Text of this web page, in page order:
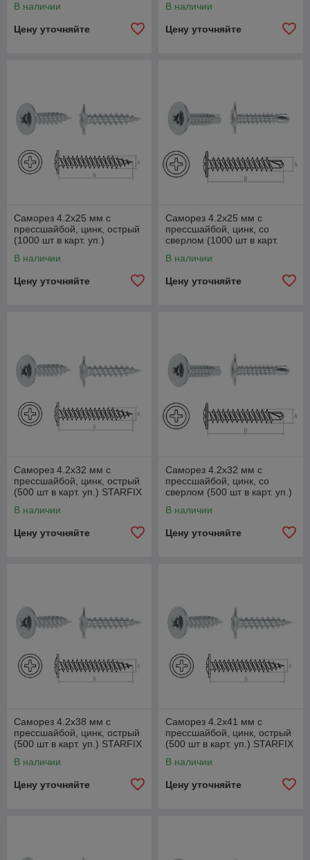
В наличии
Цену уточняйте
В наличии
Цену уточняйте
Саморез 4.2х25 мм с
прессшайбой, цинк, острый
(1000 шт в карт. уп.)
В наличии
Цену уточняйте
Саморез 4.2х25 мм с
прессшайбой, цинк, со
сверлом (1000 шт в карт.
В наличии
Цену уточняйте
Саморез 4.2х32 мм с
прессшайбой, цинк, острый
(500 шт в карт. уп.) STARFIX
В наличии
Цену уточняйте
Саморез 4.2х32 мм с
прессшайбой, цинк, со
сверлом (500 шт в карт. уп.)
В наличии
Цену уточняйте
Саморез 4.2х38 мм с
прессшайбой, цинк, острый
(500 шт в карт. уп.) STARFIX
В наличии
Цену уточняйте
Саморез 4.2х41 мм с
прессшайбой, цинк, острый
(500 шт в карт. уп.) STARFIX
В наличии
Цену уточняйте